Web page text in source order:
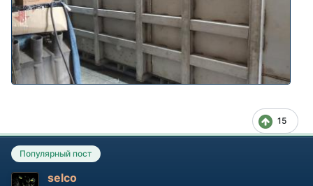
15
Популярный пост
selco